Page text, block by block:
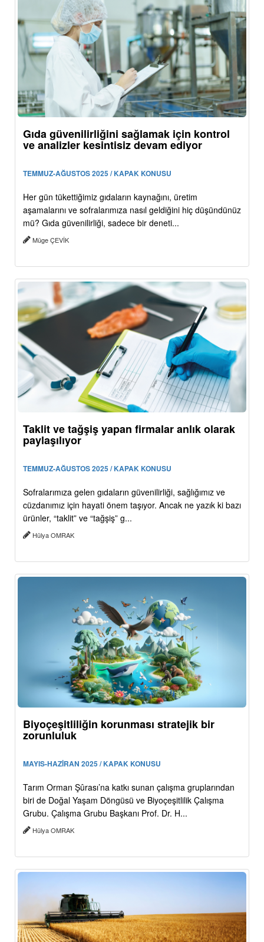
Gıda güvenilirliğini sağlamak için kontrol
ve analizler kesintisiz devam ediyor
TEMMUZ-AĞUSTOS 2025 / KAPAK KONUSU
Her gün tükettiğimiz gıdaların kaynağını, üretim
aşamalarını ve sofralarımıza nasıl geldiğini hiç düşündünüz
mü? Gıda güvenilirliği, sadece bir deneti...
Müge ÇEVİK
Taklit ve tağşiş yapan firmalar anlık olarak
paylaşılıyor
TEMMUZ-AĞUSTOS 2025 / KAPAK KONUSU
Sofralarımıza gelen gıdaların güvenilirliği, sağlığımız ve
cüzdanımız için hayati önem taşıyor. Ancak ne yazık ki bazı
ürünler, “taklit” ve “tağşiş” g...
Hülya OMRAK
Biyoçeşitliliğin korunması stratejik bir
zorunluluk
MAYIS-HAZİRAN 2025 / KAPAK KONUSU
Tarım Orman Şûrası’na katkı sunan çalışma gruplarından
biri de Doğal Yaşam Döngüsü ve Biyoçeşitlilik Çalışma
Grubu. Çalışma Grubu Başkanı Prof. Dr. H...
Hülya OMRAK